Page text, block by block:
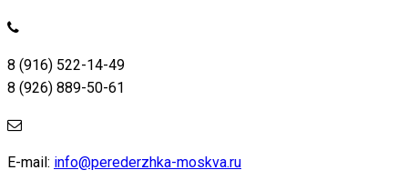
8 (916) 522-14-49
8 (926) 889-50-61
E-mail: info@perederzhka-moskva.ru